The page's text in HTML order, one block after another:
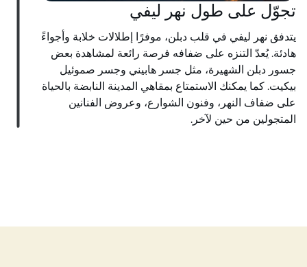
تجوّل على طول نهر ليفي
يتدفق نهر ليفي في قلب دبلن، موفرًا إطلالات خلابة وأجواءً
هادئة. يُعدّ التنزه على ضفافه فرصة رائعة لمشاهدة بعض
جسور دبلن الشهيرة، مثل جسر هابيني وجسر صموئيل
بيكيت. كما يمكنك الاستمتاع بمقاهي المدينة النابضة بالحياة
على ضفاف النهر، وفنون الشوارع، وعروض الفنانين
المتجولين من حين لآخر.